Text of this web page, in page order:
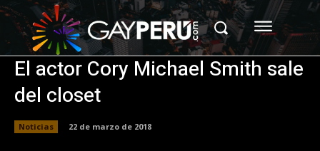
El actor Cory Michael Smith sale
del closet
Noticias 22 de marzo de 2018